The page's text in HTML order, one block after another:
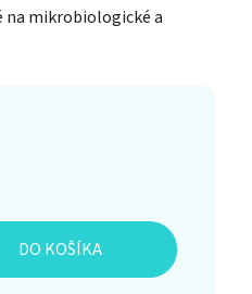
na mikrobiologické a
DO KOŠÍKA